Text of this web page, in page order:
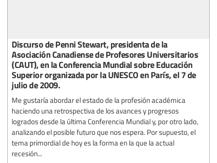
Discurso de Penni Stewart, presidenta de la
Asociación Canadiense de Profesores Universitarios
(CAUT), en la Conferencia Mundial sobre Educación
Superior organizada por la UNESCO en París, el 7 de
julio de 2009.
Me gustaría abordar el estado de la profesión académica
haciendo una retrospectiva de los avances y progresos
logrados desde la última Conferencia Mundial y, por otro lado,
analizando el posible futuro que nos espera. Por supuesto, el
tema primordial de hoy es la forma en la que la actual
recesión...